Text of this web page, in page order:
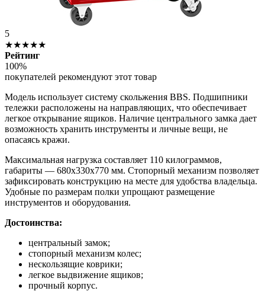
5
★★★★★
Рейтинг
100%
покупателей рекомендуют этот товар
Модель использует систему скольжения BBS. Подшипники
тележки расположены на направляющих, что обеспечивает
легкое открывание ящиков. Наличие центрального замка дает
возможность хранить инструменты и личные вещи, не
опасаясь кражи.
Максимальная нагрузка составляет 110 килограммов,
габариты — 680x330x770 мм. Стопорный механизм позволяет
зафиксировать конструкцию на месте для удобства владельца.
Удобные по размерам полки упрощают размещение
инструментов и оборудования.
Достоинства:
центральный замок;
стопорный механизм колес;
нескользящие коврики;
легкое выдвижение ящиков;
прочный корпус.